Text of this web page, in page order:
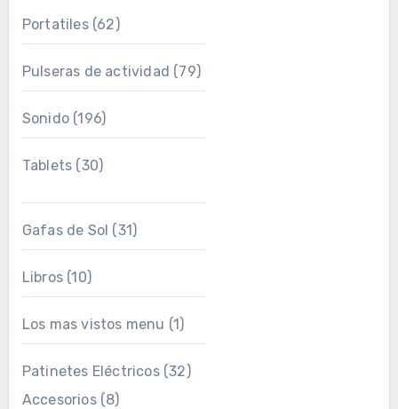
Portatiles(62)
Pulseras de actividad (79)
Sonido(196)
Tablets (30)
Gafas de Sol (31)
Libros(10)
Los mas vistos menu (1)
Patinetes Eléctricos(32)
Accesorios(8)